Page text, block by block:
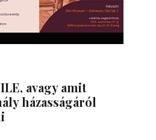
avagy amit
házasságáról